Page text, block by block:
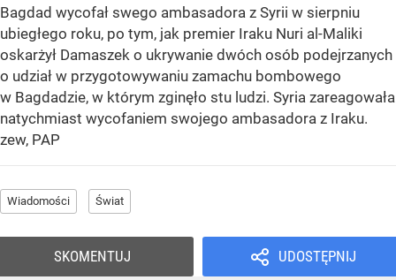
Bagdad wycofał swego ambasadora z Syrii w sierpniu
ubiegłego roku, po tym, jak premier Iraku Nuri al-Maliki
oskarżył Damaszek o ukrywanie dwóch osób podejrzanych
o udział w przygotowywaniu zamachu bombowego
w Bagdadzie, w którym zginęło stu ludzi. Syria zareagowała
natychmiast wycofaniem swojego ambasadora z Iraku.
zew, PAP
Wiadomości Świat
UDOSTĘPNIJ
SKOMENTUJ